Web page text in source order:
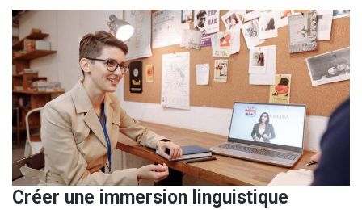
Créer une immersion linguistique